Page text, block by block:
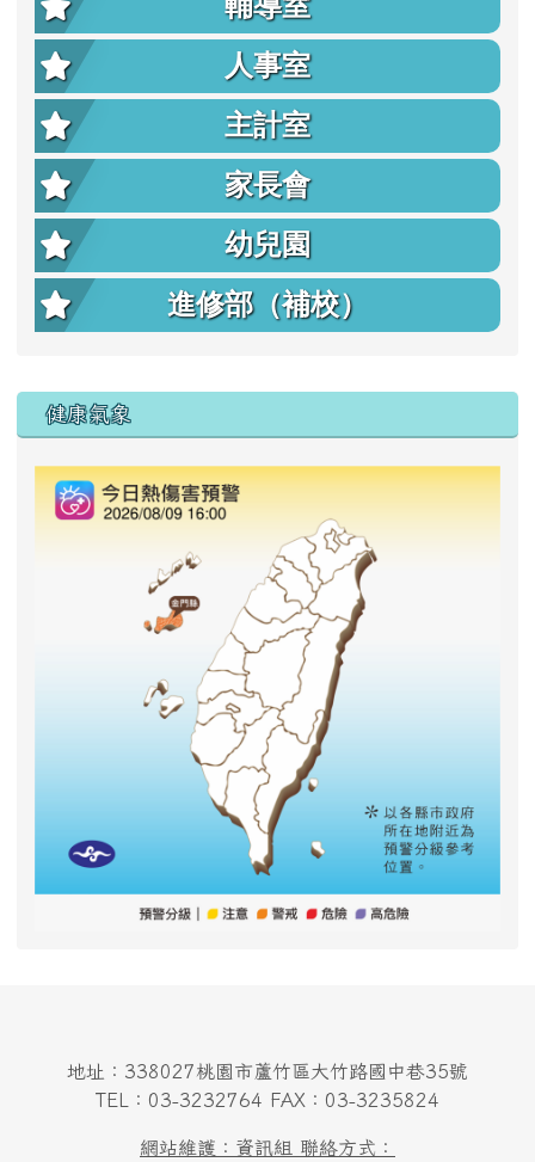
人事室
主計室
家長會
幼兒園
進修部（補校）
右邊區域內容
健康氣象
地址：338027桃園市蘆竹區大竹路國中巷35號
TEL：03-3232764 FAX：03-3235824
網站維護：資訊組 聯絡方式：